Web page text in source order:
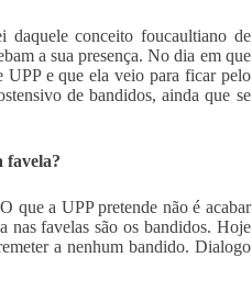
daquele conceito foucaultiano de
a sua presença. No dia em que
e que ela veio para ficar pelo
de bandidos, ainda que se
favela?
que a UPP pretende não é acabar
nas favelas são os bandidos. Hoje
a nenhum bandido. Dialogo